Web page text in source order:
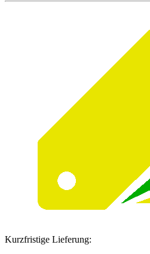
Kurzfristige Lieferung: